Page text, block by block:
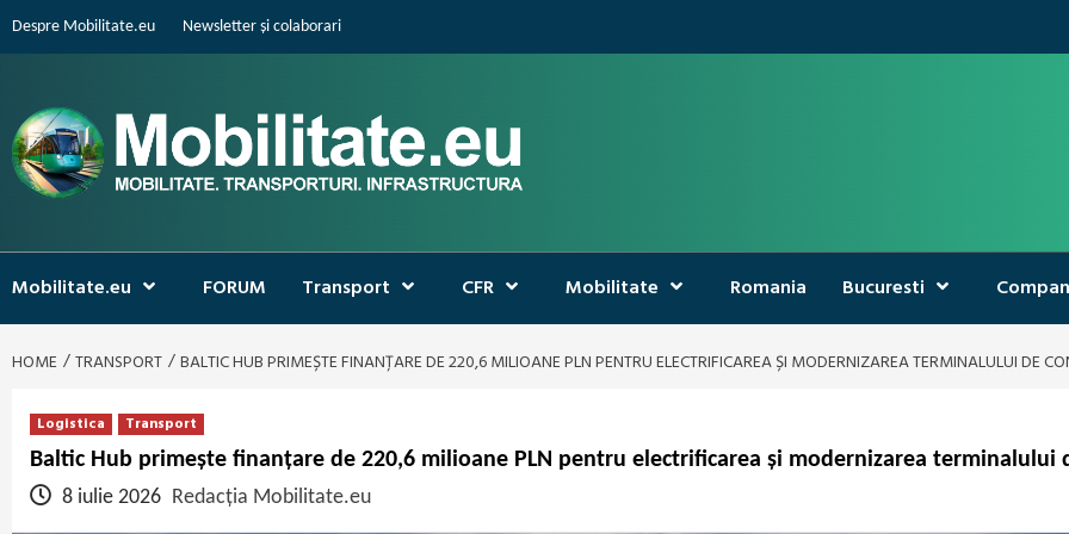
Despre Mobilitate.eu Newsletter și colaborari
Mobilitate.eu FORUM Transport CFR Mobilitate Romania Bucuresti
HOME TRANSPORT BALTIC HUB PRIMEȘTE FINANȚARE DE 220,6 MILIOANE PLN PENTRU ELECTRIFICAREA ȘI MODERNIZAREA TERMINALULUI DE
Logistica
Transport
Baltic Hub primește finanțare de 220,6 milioane PLN pentru electrificarea și modernizarea terminalului
8 iulie 2026 Redacția Mobilitate.eu